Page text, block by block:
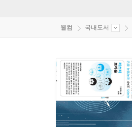
웰컴 국내도서